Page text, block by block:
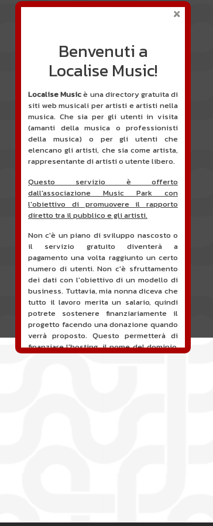
Benvenuti a
Localise Music!
Localise Musicè una directory gratuita di
siti web musicali per artisti e artisti nella
musica. Che sia per gli utenti in visita
(amanti della musica o professionisti
della musica) o per gli utenti che
elencano gli artisti, che sia come artista,
rappresentante di artisti o utente libero.
Questo servizio è offerto
dall'associazione Music Park con
l'obiettivo di promuovere il rapporto
diretto tra il pubblico e gli artisti.
Non c'è un piano di sviluppo nascosto o
il servizio gratuito diventerà a
pagamento una volta raggiunto un certo
numero di utenti. Non c'è sfruttamento
dei dati con l'obiettivo di un modello di
business. Tuttavia, mia nonna diceva che
tutto il lavoro merita un salario, quindi
potrete sostenere finanziariamente il
progetto facendo una donazione quando
verrà proposto. Questo permetterà di
finanziare l'hosting, il nome del dominio,